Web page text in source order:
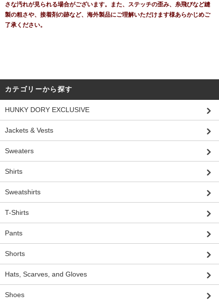
さな汚れが見られる場合がございます。また、ステッチの歪み、糸飛びなど縫
製の粗さや、接着剤の跡など、海外製品にご理解いただけます様あらかじめご
了承ください。
カテゴリーから探す
HUNKY DORY EXCLUSIVE
Jackets & Vests
Sweaters
Shirts
Sweatshirts
T-Shirts
Pants
Shorts
Hats, Scarves, and Gloves
Shoes